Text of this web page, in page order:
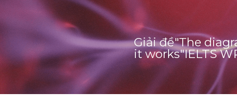
Giải đề"The
it works"IELTS